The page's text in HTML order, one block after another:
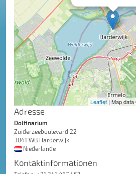
Leaflet| Map data
Adresse
Dolfinarium
Zuiderzeeboulevard 22
3841 WB Harderwijk
Niederlande
Kontaktinformationen